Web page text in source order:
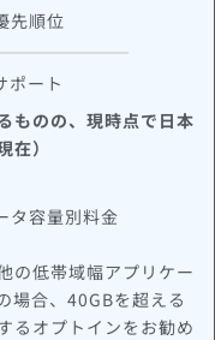
先順位
ポート
ものの、現時点で日本
）
タ容量別料金
の低帯域幅アプリケー
場合、40GBを超える
るオプトインをお勧め